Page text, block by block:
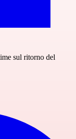
sul ritorno del